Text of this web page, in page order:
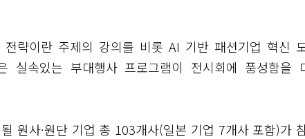
략이란 주제의 강의를 비롯 AI 기반 패션기업 혁신
실속있는 부대행사 프로그램이 전시회에 풍성함을
원사·원단 기업 총 103개사(일본 기업 7개사 포함)가